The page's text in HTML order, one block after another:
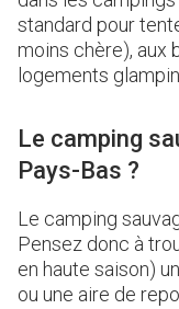
standard pour
moins chère), aux
logements
Le camping
Pays-Bas ?
Le camping
Pensez donc à
en haute saison)
ou une aire de